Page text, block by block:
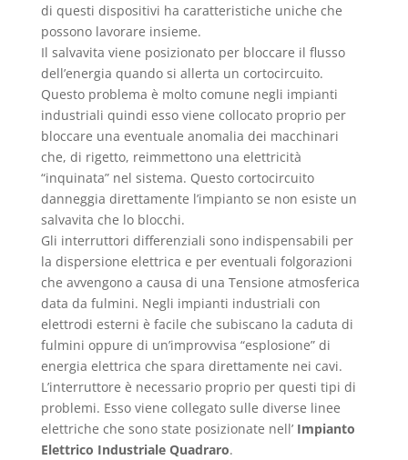
di questi dispositivi ha caratteristiche uniche che
possono lavorare insieme.
Il salvavita viene posizionato per bloccare il flusso
dell’energia quando si allerta un cortocircuito.
Questo problema è molto comune negli impianti
industriali quindi esso viene collocato proprio per
bloccare una eventuale anomalia dei macchinari
che, di rigetto, reimmettono una elettricità
“inquinata” nel sistema. Questo cortocircuito
danneggia direttamente l’impianto se non esiste un
salvavita che lo blocchi.
Gli interruttori differenziali sono indispensabili per
la dispersione elettrica e per eventuali folgorazioni
che avvengono a causa di una Tensione atmosferica
data da fulmini. Negli impianti industriali con
elettrodi esterni è facile che subiscano la caduta di
fulmini oppure di un’improvvisa “esplosione” di
energia elettrica che spara direttamente nei cavi.
L’interruttore è necessario proprio per questi tipi di
problemi. Esso viene collegato sulle diverse linee
elettriche che sono state posizionate nell’ Impianto
Elettrico Industriale Quadraro.